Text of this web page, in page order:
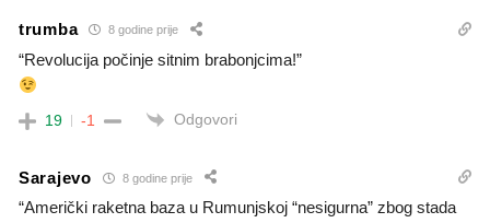
trumba 8 godine prije
“Revolucija počinje sitnim brabonjcima!”
19 -1 Odgovori
Sarajevo 8 godine prije
“Američki raketna baza u Rumunjskoj “nesigurna” zbog stada